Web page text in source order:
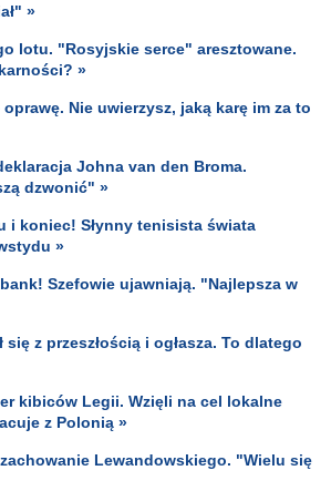
»
lotu. "Rosyjskie serce" aresztowane.
»
Nie uwierzysz, jaką karę im za to
Johna van den Broma.
dzwonić" »
i koniec! Słynny tenisista świata
»
bank! Szefowie ujawniają. "Najlepsza w
się z przeszłością i ogłasza. To dlatego
kibiców Legii. Wzięli na cel lokalne
z Polonią »
Lewandowskiego. "Wielu się